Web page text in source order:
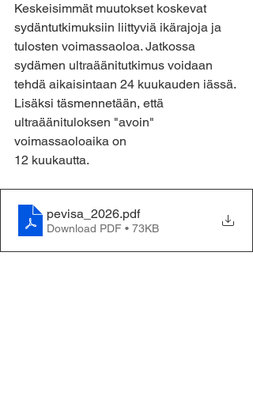
Keskeisimmät muutokset koskevat
sydäntutkimuksiin liittyviä ikärajoja ja
tulosten voimassaoloa. Jatkossa
sydämen ultraäänitutkimus voidaan
tehdä aikaisintaan 24 kuukauden iässä.
Lisäksi täsmennetään, että
ultraäänituloksen "avoin"
voimassaoloaika on
12 kuukautta.
pevisa_2026.pdf
Download PDF • 73KB